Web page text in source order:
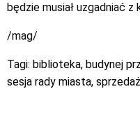
będzie musiał uzgadniać z
/mag/
Tagi: biblioteka, budynej
sesja rady miasta, sprzedaż